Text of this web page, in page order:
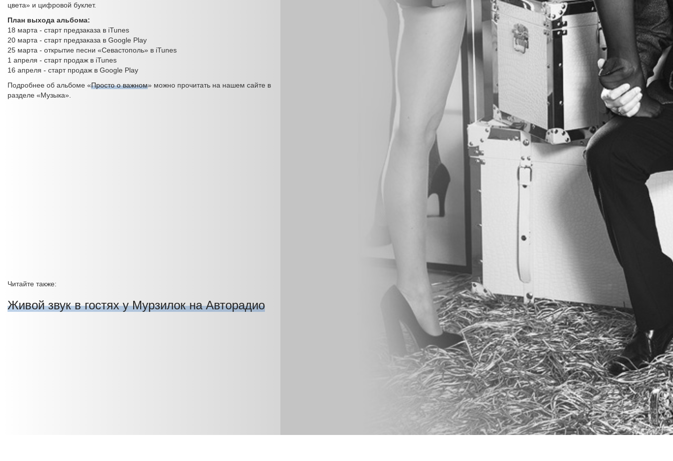
цвета» и цифровой буклет.
План выхода альбома:
18 марта - старт предзаказа в iTunes
20 марта - старт предзаказа в Google Play
25 марта - открытие песни «Севастополь» в iTunes
1 апреля - старт продаж в iTunes
16 апреля - старт продаж в Google Play
Подробнее об альбоме «Просто о важном» можно прочитать на нашем сайте в
разделе «Музыка».
Читайте также:
Живой звук в гостях у Мурзилок на Авторадио